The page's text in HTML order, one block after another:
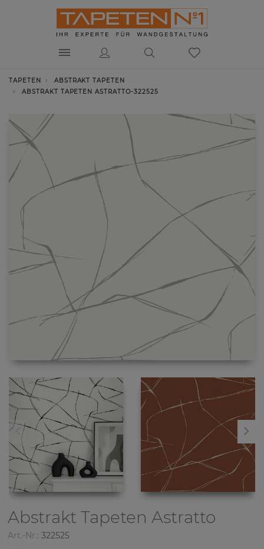
TAPETEN
ABSTRAKT TAPETEN
ABSTRAKT TAPETEN ASTRATTO-322525
Abstrakt TapetenAstratto
Art.-Nr.: 322525